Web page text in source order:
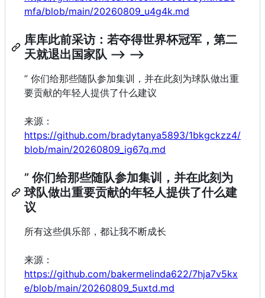
mfa/blob/main/20260809_u4g4k.md
库库此前采访：若夺得世界杯冠军，第二
天就退出国家队 --> -->
” 你们给那些随队参加集训，并在此刻为球队做出重
要贡献的年轻人提供了什么建议
来源：
https://github.com/bradytanya5893/1bkgckzz4/
blob/main/20260809_ig67q.md
” 你们给那些随队参加集训，并在此刻为
球队做出重要贡献的年轻人提供了什么建
议
所有这些俱乐部，都让我不断成长
来源：
https://github.com/bakermelinda622/7hja7v5kx
e/blob/main/20260809_5uxtd.md